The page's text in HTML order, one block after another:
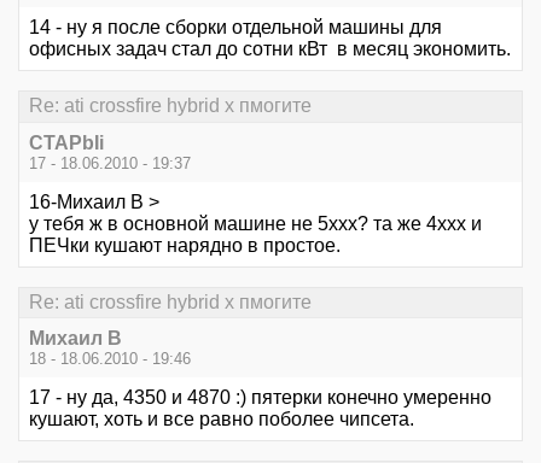
14 - ну я после сборки отдельной машины для
офисных задач стал до сотни кВт в месяц экономить.
Re: ati crossfire hybrid x пмогите
CTAPbIi
17 - 18.06.2010 - 19:37
16-Михаил В >
у тебя ж в основной машине не 5ххх? та же 4ххх и
ПЕЧки кушают нарядно в простое.
Re: ati crossfire hybrid x пмогите
Михаил В
18 - 18.06.2010 - 19:46
17 - ну да, 4350 и 4870 :) пятерки конечно умеренно
кушают, хоть и все равно поболее чипсета.